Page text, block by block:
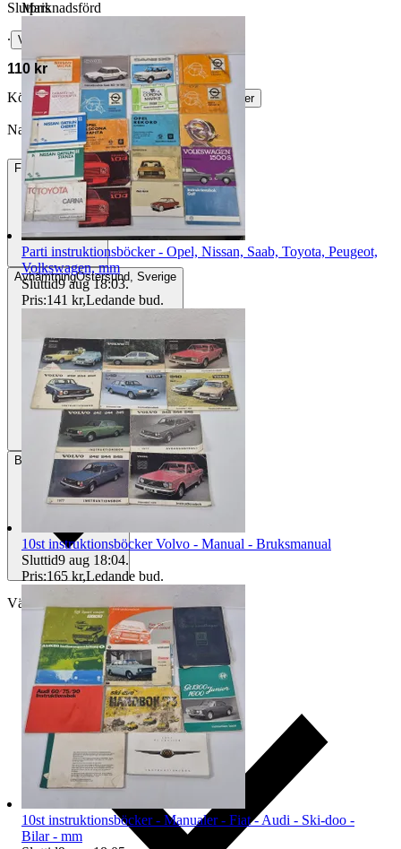
Slutpris
∙ Visa bud
110 kr
Köparskydd är valfritt hos företag.
Läs mer
Nana64 vann auktionen
Frakt 229 kr DSV
AvhämtningÖstersund, Sverige
BetalningVia Tradera
Välj till köparskydd
Marknadsförd
Parti instruktionsböcker - Opel, Nissan, Saab, Toyota, Peugeot,
Volkswagen, mm
Sluttid9 aug 18:03.
Pris:141 kr,Ledande bud.
10st instruktionsböcker Volvo - Manual - Bruksmanual
Sluttid9 aug 18:04.
Pris:165 kr,Ledande bud.
10st instruktionsböcker - Manualer - Fiat - Audi - Ski-doo -
Bilar - mm